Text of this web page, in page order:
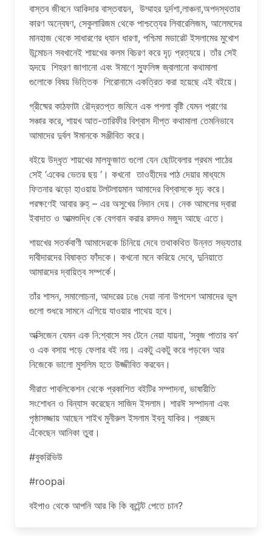
বাস্তব জীবনে আকিদার বাস্তবায়ন, উম্মাহর দুর্দশা,লাঞ্চনা,অপদস্থতার
কারণ অন্বেষণ, সেকুলারিজম থেকে পাশ্চত্যের লিবারেলিজম, আলেমদের
মানহাজ থেকে সাধারণের ধ্যান ধারণা, পশ্চিমা মডারেট ইসলামের মুখোশ
উন্মোচন সবখানেই শায়খের কলম বিচরণ করে দৃঢ় প্রত্যয়ে। তাঁর সেই
হৃদয়ে শিহরণ জাগানো এবং ঈমাণে স্ফুলিঙ্গ জ্বালানো কথামালা
গুলোকে বিষয় ভিত্তিক শিরোনামে একত্রিত করা হয়েছে এই বইয়ে।
গ্রীষ্মের কাঠফাটা রৌদ্রতপ্ত জমিনে এক পশলা বৃষ্টি যেমন প্রাণের
সঞ্চার করে, শায়খ আত-তারিফীর বিশ্বাস দীপ্ত কথামালা তেমনিভাবে
আমাদের দুর্বল ঈমানকে সঞ্জীবিত করে।
বইয়ে উদ্ধৃত শায়খের মালফুজাত গুলো যেন ছোটবেলার প্রথম পাঠের
সেই ‘একের ভেতর ছয় ‘। কখনো তাওহীদের পাঠ দেয়ার মাধ্যমে
ফিতনার ঝড়ো হাওয়ায় টলটলায়মান আমাদের বিশ্বাসকে দৃঢ় করে।
পরক্ষণেই আবার রুহ্ – এর অসুখের নিদান দেয়। নেক আমলের দ্বারা
ইবাদাত ও আত্মশুদ্ধি কে বেগবান করার রসদও মজুদ আছে এতে।
শায়খের সতর্কবাণী আমাদেরকে চিনিয়ে দেবে তথাকথিত উন্নত সভ্যতার
দাবীদারদের বিষাক্ত ফাঁদকে। কখনো মনে করিয়ে দেবে, দুনিয়াতে
আমারদের দ্বায়িত্ব সম্পর্কে।
তাঁর শাসন, সমালোচনা, আদরের ঢঙে দেয়া নানা উপদেশ আমাদের ভুল
গুলো শুধরে সামনে এগিয়ে যাওয়ার পাথেয় হবে।
অক্সিজেন যেমন এক নি:শ্বাসে সব টেনে নেয়া যায়না, ‘সবুজ পাতার বন’
ও এক বসায় পড়ে ফেলার বই নয়। একটু একটু করে পড়বেন আর
নিজেকে ভালো মুসলিম হতে উজ্জীবিত করবেন।
সীরাত পাবলিকেশন থেকে প্রকাশিত বইটির সম্পাদনা, ভাষারীতি
সংশোধন ও বিন্যাস করেছেন সাজিদ ইসলাম। শারঈ সম্পাদনা এবং
পৃষ্ঠাসজ্জায় আছেন শাইখ মুনীরুল ইসলাম ইবনু যাকির। প্রচ্ছদ
এঁকেছেন আনিকা তুবা।
#বুকরিভিউ
#roopai
বইপাও থেকে আপনি আর কি কি কন্টেন্ট পেতে চান?